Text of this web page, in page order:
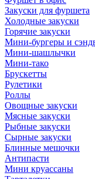
Закуски для фуршета
Холодные закуски
Горячие закуски
Мини-бургеры и
Мини-шашлычки
Мини-тако
Брускетты
Рулетики
Роллы
Овощные закуски
Мясные закуски
Рыбные закуски
Сырные закуски
Блинные мешочки
Антипасти
Мини круассаны